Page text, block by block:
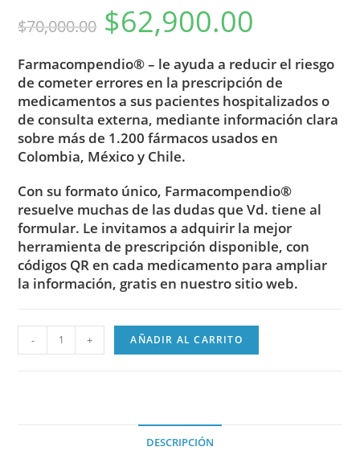
base a
s de
clientes
$70,000.00 $62,900.00
Farmacompendio® – le ayuda a reducir el riesgo
de cometer errores en la prescripción de
medicamentos a sus pacientes hospitalizados o
de consulta externa, mediante información clara
sobre más de 1.200 fármacos usados en
Colombia, México y Chile.
Con su formato único, Farmacompendio®
resuelve muchas de las dudas que Vd. tiene al
formular. Le invitamos a adquirir la mejor
herramienta de prescripción disponible, con
códigos QR en cada medicamento para ampliar
la información, gratis en nuestro sitio web.
- + AÑADIR AL CARRITO
DESCRIPCIÓN